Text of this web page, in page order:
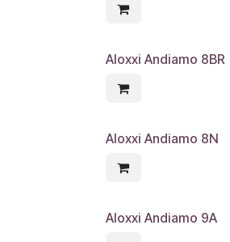
Aloxxi Andiamo 8BR
Aloxxi Andiamo 8N
Aloxxi Andiamo 9A